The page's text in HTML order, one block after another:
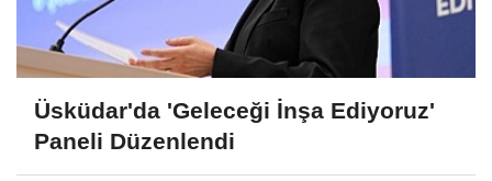
Üsküdar'da 'Geleceği İnşa Ediyoruz'
Paneli Düzenlendi